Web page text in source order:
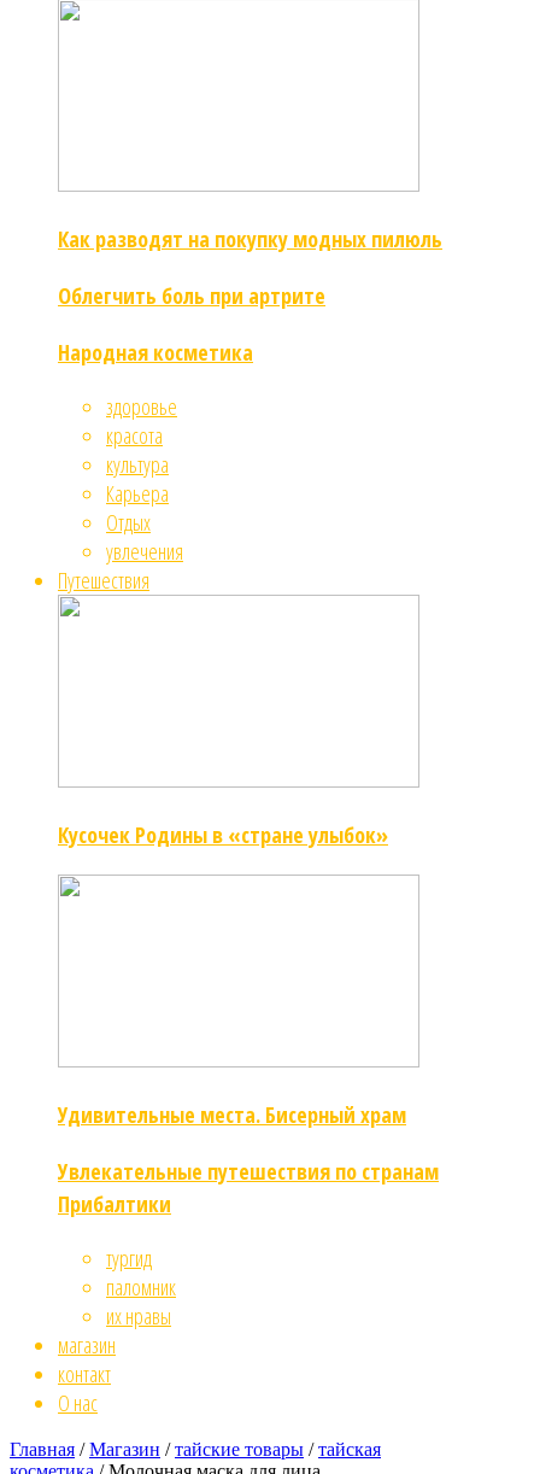
Как разводят на покупку модных пилюль
Облегчить боль при артрите
Народная косметика
здоровье
красота
культура
Карьера
Отдых
увлечения
Путешествия
Кусочек Родины в «стране улыбок»
Удивительные места. Бисерный храм
Увлекательные путешествия по странам
Прибалтики
тургид
паломник
их нравы
магазин
контакт
О нас
Главная /Магазин /тайские товары /тайская